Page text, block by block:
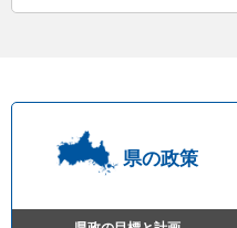
県の政策